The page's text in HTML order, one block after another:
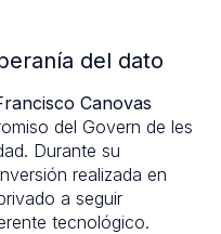
del dato
Canovas
del Govern de les
Durante su
realizada en
a seguir
tecnológico.